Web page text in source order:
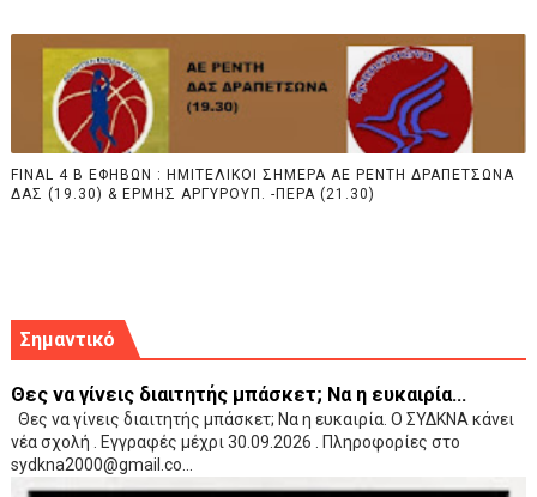
FINAL 4 B EΦΗΒΩΝ : ΗΜΙΤΕΛΙΚΟΙ ΣΗΜΕΡΑ ΑΕ ΡΕΝΤΗ ΔΡΑΠΕΤΣΩΝΑ
ΔΑΣ (19.30) & ΕΡΜΗΣ ΑΡΓΥΡΟΥΠ. -ΠΕΡΑ (21.30)
Σημαντικό
Θες να γίνεις διαιτητής μπάσκετ; Να η ευκαιρία...
Θες να γίνεις διαιτητής μπάσκετ; Να η ευκαιρία. Ο ΣΥΔΚΝΑ κάνει
νέα σχολή . Εγγραφές μέχρι 30.09.2026 . Πληροφορίες στο
sydkna2000@gmail.co...